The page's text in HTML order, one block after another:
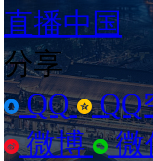
直播中国
分享
QQ
QQ
微博
微